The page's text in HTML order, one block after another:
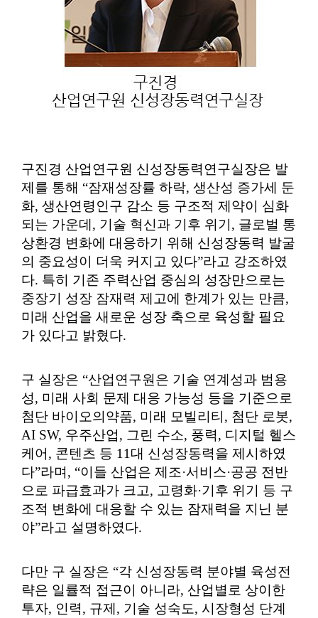
구진경 산업연구원 신성장동력연구실장은 발
제를 통해 “잠재성장률 하락, 생산성 증가세 둔
화, 생산연령인구 감소 등 구조적 제약이 심화
되는 가운데, 기술 혁신과 기후 위기, 글로벌 통
상환경 변화에 대응하기 위해 신성장동력 발굴
의 중요성이 더욱 커지고 있다”라고 강조하였
다. 특히 기존 주력산업 중심의 성장만으로는
중장기 성장 잠재력 제고에 한계가 있는 만큼,
미래 산업을 새로운 성장 축으로 육성할 필요
가 있다고 밝혔다.
구 실장은 “산업연구원은 기술 연계성과 범용
성, 미래 사회 문제 대응 가능성 등을 기준으로
첨단 바이오의약품, 미래 모빌리티, 첨단 로봇,
AI SW, 우주산업, 그린 수소, 풍력, 디지털 헬스
케어, 콘텐츠 등 11 대 신성장동력을 제시하였
다”라며, “이들 산업은 제조·서비스·공공 전반
으로 파급효과가 크고, 고령화·기후 위기 등 구
조적 변화에 대응할 수 있는 잠재력을 지닌 분
야”라고 설명하였다.
다만 구 실장은 “각 신성장동력 분야별 육성전
략은 일률적 접근이 아니라, 산업별로 상이한
투자, 인력, 규제, 기술 성숙도, 시장형성 단계